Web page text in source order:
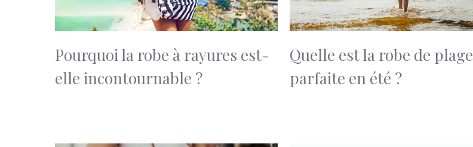
Pourquoi la robe à rayures est-
elle incontournable ?
Quelle est la robe de plage
parfaite en été ?